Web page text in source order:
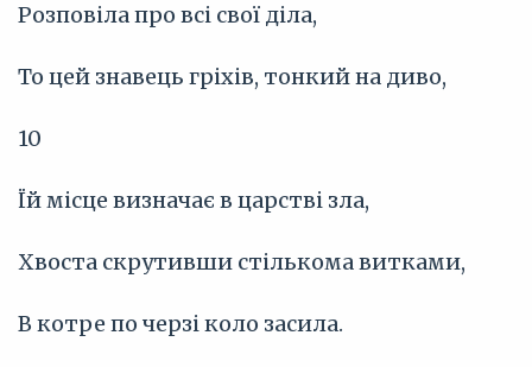
Розповіла про всі свої діла,
То цей знавець гріхів, тонкий на диво,
10
Їй місце визначає в царстві зла,
Хвоста скрутивши стількома витками,
В котре по черзі коло засила.